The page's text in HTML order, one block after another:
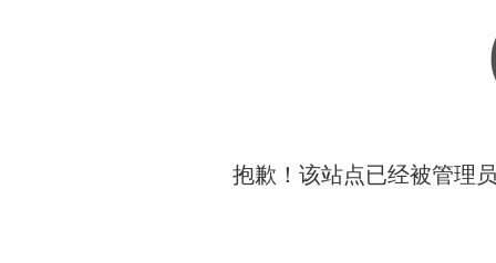
抱歉！该站点已经被管理